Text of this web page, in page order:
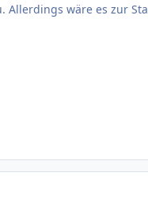
wäre es zur